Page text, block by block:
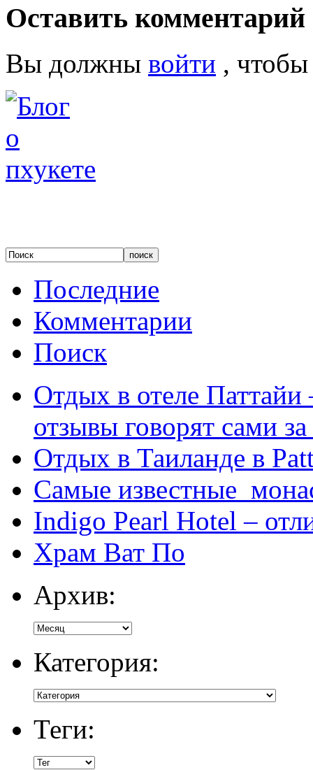
Оставить комментарий
Вы должны войти ,
Последние
Комментарии
Поиск
Отдых в отеле
отзывы говорят сами за
Отдых в Таиланде в
Самые известные
Indigo Pearl Hotel –
Храм Ват По
Архив:
Категория:
Теги: